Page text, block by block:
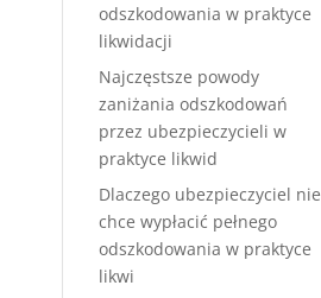
odszkodowania w praktyce
likwidacji
Najczęstsze powody
zaniżania odszkodowań
przez ubezpieczycieli w
praktyce likwid
Dlaczego ubezpieczyciel nie
chce wypłacić pełnego
odszkodowania w praktyce
likwi